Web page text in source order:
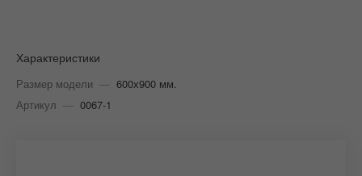
Характеристики
Размер модели — 600х900 мм.
Артикул — 0067-1